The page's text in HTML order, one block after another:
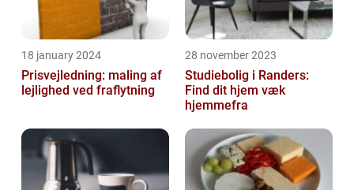
18 january 2024
Prisvejledning: maling af
lejlighed ved fraflytning
28 november 2023
Studiebolig i Randers:
Find dit hjem væk
hjemmefra